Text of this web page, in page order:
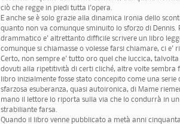
ciò che regge in piedi tutta l'opera.
E anche se è solo grazie alla dinamica ironia dello
quanto non va comunque sminuito lo sforzo di
drammatico e' altrettanto difficile scrivere un libro
comunque si chiamasse o volesse farsi chiamare, ci
Certo, non sempre e' tutto oro quel che luccica,
dovuti alla ripetitività di certi cliché, altre volte sembra
libro inizialmente fosse stato concepito come una
sfarzosa esuberanza, quasi autoironica, di Mame
mano il lettore lo riporta sulla via che lo condurrà in
strabiliante farsa.
Quando il libro venne pubblicato a metà anni